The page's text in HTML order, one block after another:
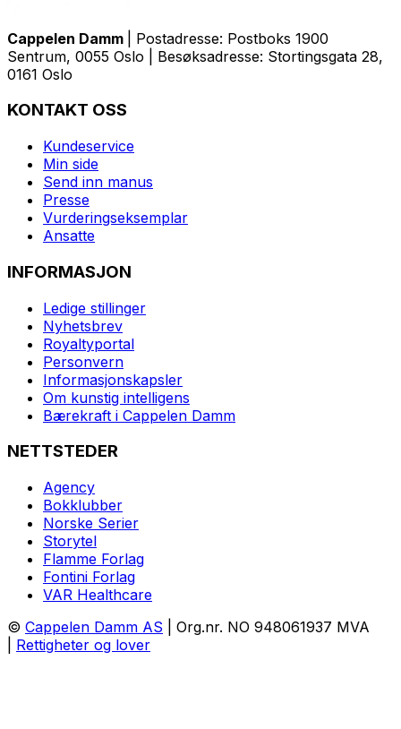
Cappelen Damm
| Postadresse: Postboks 1900
Sentrum, 0055 Oslo | Besøksadresse: Stortingsgata 28,
0161 Oslo
KONTAKT OSS
Kundeservice
Min side
Send inn manus
Presse
Vurderingseksemplar
Ansatte
INFORMASJON
Ledige stillinger
Nyhetsbrev
Royaltyportal
Personvern
Informasjonskapsler
Om kunstig intelligens
Bærekraft i Cappelen Damm
NETTSTEDER
Agency
Bokklubber
Norske Serier
Storytel
Flamme Forlag
Fontini Forlag
VAR Healthcare
© Cappelen Damm AS | Org.nr. NO 948061937 MVA
Rettigheter og lover